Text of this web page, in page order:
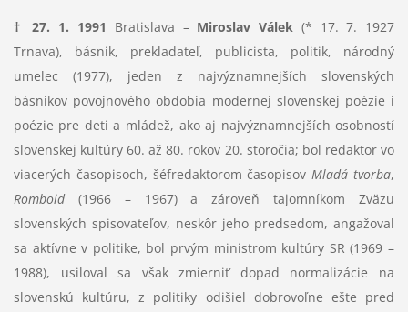
† 27. 1. 1991 Bratislava – Miroslav Válek (* 17. 7. 1927
Trnava), básnik, prekladateľ, publicista, politik, národný
umelec (1977), jeden z najvýznamnejších slovenských
básnikov povojnového obdobia modernej slovenskej poézie i
poézie pre deti a mládež, ako aj najvýznamnejších osobností
slovenskej kultúry 60. až 80. rokov 20. storočia; bol redaktor vo
viacerých časopisoch, šéfredaktorom časopisovMladá tvorba,
Romboid(1966 – 1967) a zároveň tajomníkom Zväzu
slovenských spisovateľov, neskôr jeho predsedom, angažoval
sa aktívne v politike, bol prvým ministrom kultúry SR (1969 –
1988), usiloval sa však zmierniť dopad normalizácie na
slovenskú kultúru, z politiky odišiel dobrovoľne ešte pred